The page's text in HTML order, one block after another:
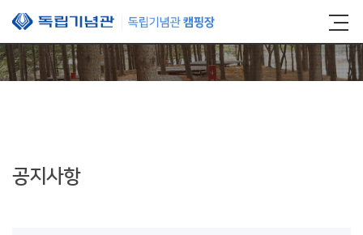
본문 바로가기
공지사항